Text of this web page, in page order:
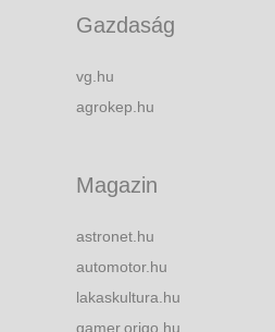
Gazdaság
vg.hu
agrokep.hu
Magazin
astronet.hu
automotor.hu
lakaskultura.hu
gamer.origo.hu